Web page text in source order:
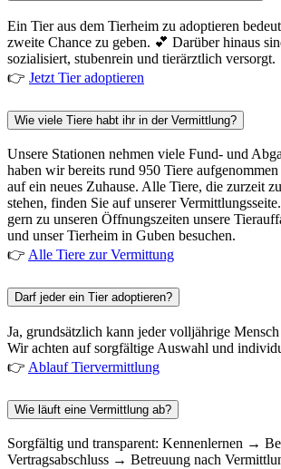
Ein Tier aus dem Tierheim zu adoptieren
zweite Chance zu geben. 💕 Darüber hinaus
sozialisiert, stubenrein und tierärztlich versorgt.
👉 Jetzt Tier adoptieren
Wie viele Tiere habt ihr in der Vermittlung?
Unsere Stationen nehmen viele Fund- und
haben wir bereits rund 950 Tiere
auf ein neues Zuhause. Alle Tiere, die zurzeit
stehen, finden Sie auf unserer
gern zu unseren Öffnungszeiten unsere
und unser Tierheim in Guben besuchen.
👉 Alle Tiere zur Vermittung
Darf jeder ein Tier adoptieren?
Ja, grundsätzlich kann jeder volljährige
Wir achten auf sorgfältige Auswahl und
👉 Ablauf Tiervermittlung
Wie läuft eine Vermittlung ab?
Sorgfältig und transparent: Kennenlernen →
Vertragsabschluss → Betreuung nach